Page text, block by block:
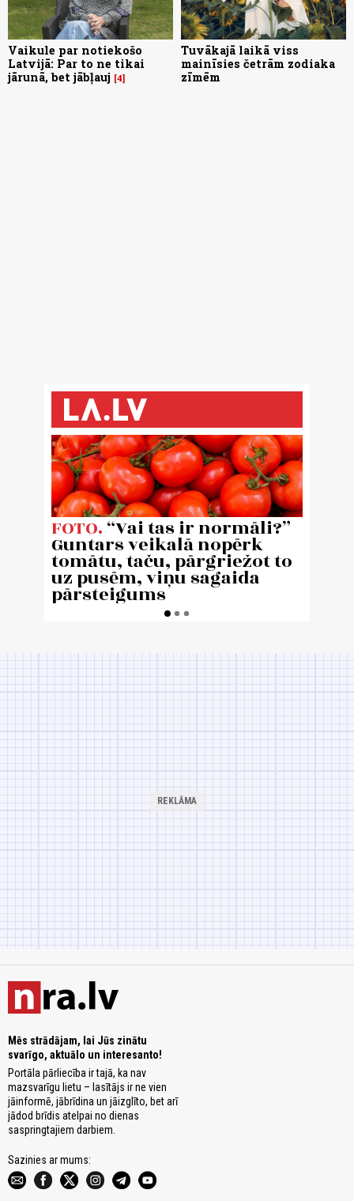
Vaikule par notiekošo
Latvijā: Par to ne tikai
jārunā, bet jābļauj 4
Tuvākajā laikā viss
mainīsies četrām zodiaka
zīmēm
Mēs strādājam, lai Jūs zinātu
svarīgo, aktuālo un interesanto!
Portāla pārliecība ir tajā, ka nav
mazsvarīgu lietu – lasītājs ir ne vien
jāinformē, jābrīdina un jāizglīto, bet arī
jādod brīdis atelpai no dienas
saspringtajiem darbiem.
Sazinies ar mums: